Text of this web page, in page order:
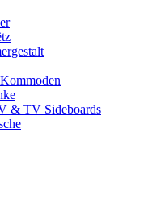
& TV Sideboards